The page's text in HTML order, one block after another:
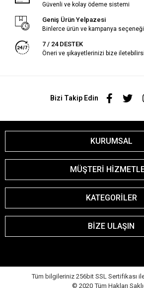
Güvenli ve kolay ödeme sistemi
Geniş Ürün Yelpazesi
Binlerce ürün ve kampanya seçeneği
7 / 24 DESTEK
Öneri ve şikayetlerinizi bize
Bizi Takip Edin
KURUMSAL
MÜŞTERİ
KATEGORİLER
BİZE ULAŞIN
Tüm bilgileriniz 256bit SSL Sertifikası
© 2020 Tüm Hakları